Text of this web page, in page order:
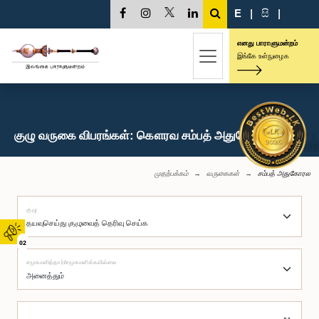
02
E | සි |
எனது பாராளுமன்றம்
இங்கே உள்நுழைக
குழு வருகை விபரங்கள்: கௌரவ சம்பத் அதுகோரல, பா.உ.
முதற்பக்கம் வருகைகள் சம்பத் அதுகோரல
குழு
சமூகமளித்தார்/சமூகமளிக்கவில்லை